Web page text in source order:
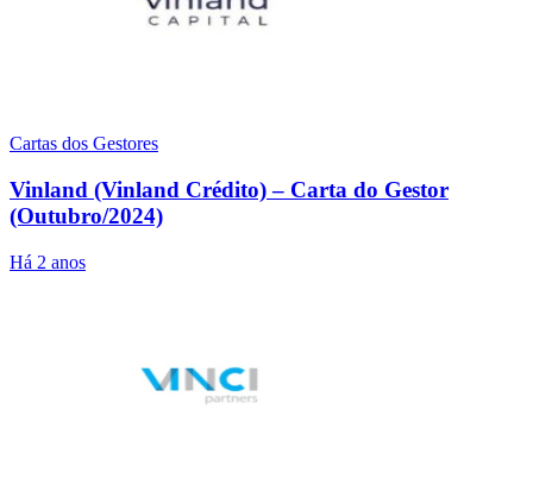
Cartas dos Gestores
Vinland (Vinland Crédito) – Carta do Gestor
(Outubro/2024)
Há 2 anos